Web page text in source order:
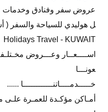
عروض سفر وفنادق وخدمات
Holidays Travel - KUWAIT
اســــعــار وعـــروض مخـتلـفة
عونـــا
خـــــدمــــاتنــــــــــــا ......
أمـاكن مؤكـدة للعمـرة